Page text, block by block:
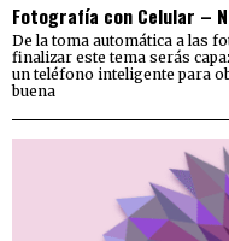
Fotografía con Celular –
De la toma automática a las
finalizar este tema serás
un teléfono inteligente para
buena